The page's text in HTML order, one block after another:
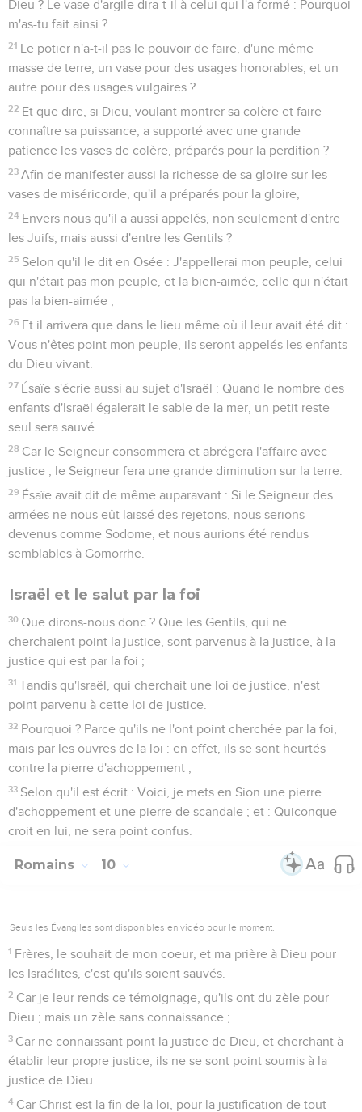
Dieu ? Le vase d'argile dira-t-il à celui qui l'a formé : Pourquoi
m'as-tu fait ainsi ?
21 Le potier n'a-t-il pas le pouvoir de faire, d'une même
masse de terre, un vase pour des usages honorables, et un
autre pour des usages vulgaires ?
22 Et que dire, si Dieu, voulant montrer sa colère et faire
connaître sa puissance, a supporté avec une grande
patience les vases de colère, préparés pour la perdition ?
23 Afin de manifester aussi la richesse de sa gloire sur les
vases de miséricorde, qu'il a préparés pour la gloire,
24 Envers nous qu'il a aussi appelés, non seulement d'entre
les Juifs, mais aussi d'entre les Gentils ?
25 Selon qu'il le dit en Osée : J'appellerai mon peuple, celui
qui n'était pas mon peuple, et la bien-aimée, celle qui n'était
pas la bien-aimée ;
26 Et il arrivera que dans le lieu même où il leur avait été dit :
Vous n'êtes point mon peuple, ils seront appelés les enfants
du Dieu vivant.
27 Ésaïe s'écrie aussi au sujet d'Israël : Quand le nombre des
enfants d'Israël égalerait le sable de la mer, un petit reste
seul sera sauvé.
28 Car le Seigneur consommera et abrégera l'affaire avec
justice ; le Seigneur fera une grande diminution sur la terre.
29 Ésaïe avait dit de même auparavant : Si le Seigneur des
armées ne nous eût laissé des rejetons, nous serions
devenus comme Sodome, et nous aurions été rendus
semblables à Gomorrhe.
Israël et le salut par la foi
30 Que dirons-nous donc ? Que les Gentils, qui ne
cherchaient point la justice, sont parvenus à la justice, à la
justice qui est par la foi ;
31 Tandis qu'Israël, qui cherchait une loi de justice, n'est
point parvenu à cette loi de justice.
32 Pourquoi ? Parce qu'ils ne l'ont point cherchée par la foi,
mais par les ouvres de la loi : en effet, ils se sont heurtés
contre la pierre d'achoppement ;
33 Selon qu'il est écrit : Voici, je mets en Sion une pierre
d'achoppement et une pierre de scandale ; et : Quiconque
croit en lui, ne sera point confus.
Romains 10
Seuls les Évangiles sont disponibles en vidéo pour le moment.
1 Frères, le souhait de mon coeur, et ma prière à Dieu pour
les Israélites, c'est qu'ils soient sauvés.
2 Car je leur rends ce témoignage, qu'ils ont du zèle pour
Dieu ; mais un zèle sans connaissance ;
3 Car ne connaissant point la justice de Dieu, et cherchant à
établir leur propre justice, ils ne se sont point soumis à la
justice de Dieu.
4 Car Christ est la fin de la loi, pour la justification de tout